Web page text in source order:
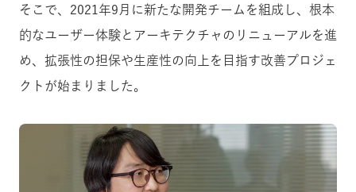
そこで、2021年9月に新たな開発チームを組成し、根本
的なユーザー体験とアーキテクチャのリニューアルを進
め、拡張性の担保や生産性の向上を目指す改善プロジェ
クトが始まりました。